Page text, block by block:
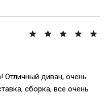
Отличный диван, очень
сборка, все очень